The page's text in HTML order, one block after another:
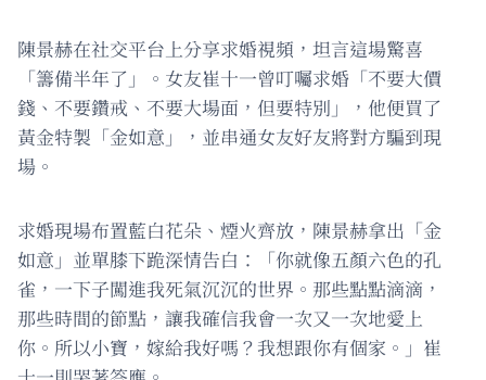
陳景赫在社交平台上分享求婚視頻，坦言這場驚喜
「籌備半年了」。女友崔十一曾叮囑求婚「不要大價
錢、不要鑽戒、不要大場面，但要特別」，他便買了
黃金特製「金如意」，並串通女友好友將對方騙到現
場。
求婚現場布置藍白花朵、煙火齊放，陳景赫拿出「金
如意」並單膝下跪深情告白：「你就像五顏六色的孔
雀，一下子闖進我死氣沉沉的世界。那些點點滴滴，
那些時間的節點，讓我確信我會一次又一次地愛上
你。所以小寶，嫁給我好嗎？我想跟你有個家。」崔